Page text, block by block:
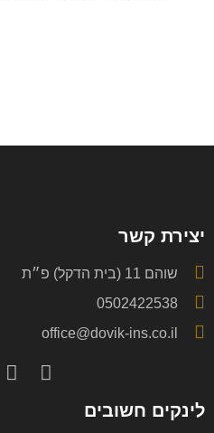
יצירת קשר
שוהם 11 (בית הדקל) פ״ת
0502422538
office@dovik-ins.co.il
לינקים חשובים